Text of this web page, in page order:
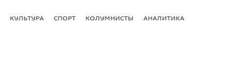
КУЛЬТУРА СПОРТ КОЛУМНИСТЫ АНАЛИТИКА